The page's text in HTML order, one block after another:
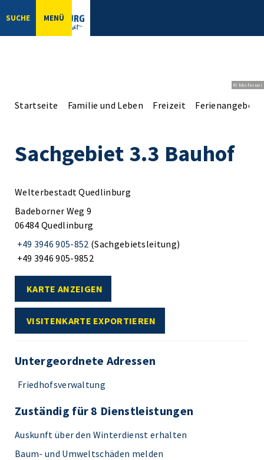
SUCHE MENÜ
© bbsferrari
Startseite Familie und Leben Freizeit Ferienangebote
Sachgebiet 3.3 Bauhof
Welterbestadt Quedlinburg
Badeborner Weg 9
06484 Quedlinburg
+49 3946 905-852 (Sachgebietsleitung)
+49 3946 905-9852
KARTE ANZEIGEN
VISITENKARTE EXPORTIEREN
Untergeordnete Adressen
Friedhofsverwaltung
Zuständig für 8 Dienstleistungen
Auskunft über den Winterdienst erhalten
Baum- und Umweltschäden melden